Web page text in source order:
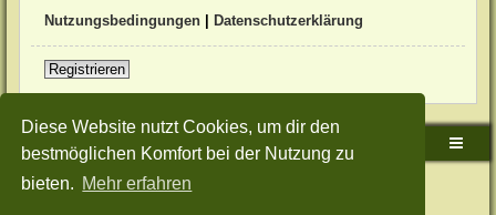
Diese Website nutzt Cookies, um dir den
bestmöglichen Komfort bei der Nutzung zu
bieten. Mehr erfahren
Nutzungsbedingungen Datenschutzerklärung
Registrieren
Sudden-Strike-Maps.de Hauptseite Foren-Übersicht
Powered byphpBB® Forum Software © phpBB Limited